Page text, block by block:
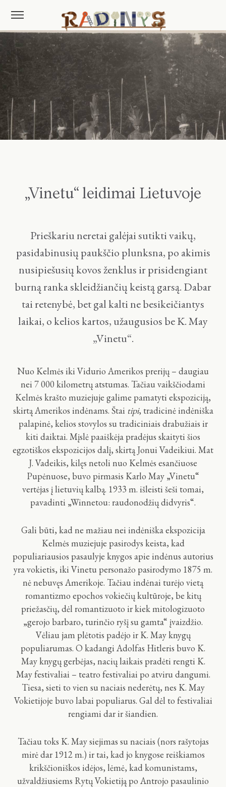
„Vinetu“ leidimai Lietuvoje
Prieškariu neretai galėjai sutikti vaikų,
pasidabinusių paukščio plunksna, po akimis
nusipiešusių kovos ženklus ir prisidengiant
burną ranka skleidžiančių keistą garsą. Dabar
tai retenybė, bet gal kalti ne besikeičiantys
laikai, o kelios kartos, užaugusios be K. May
„Vinetu“.
Nuo Kelmės iki Vidurio Amerikos prerijų – daugiau
nei 7 000 kilometrų atstumas. Tačiau vaikščiodami
Kelmės krašto muziejuje galime pamatyti ekspoziciją,
skirtą Amerikos indėnams. Štai tipi, tradicinė indėniška
palapinė, kelios stovylos su tradiciniais drabužiais ir
kiti daiktai. Mįslė paaiškėja pradėjus skaityti šios
egzotiškos ekspozicijos dalį, skirtą Jonui Vadeikiui. Mat
J. Vadeikis, kilęs netoli nuo Kelmės esančiuose
Pupėnuose, buvo pirmasis Karlo May „Vinetu“
vertėjas į lietuvių kalbą. 1933 m. išleisti šeši tomai,
pavadinti „Winnetou: raudonodžių didvyris“.
Gali būti, kad ne mažiau nei indėniška ekspozicija
Kelmės muziejuje pasirodys keista, kad
populiariausios pasaulyje knygos apie indėnus autorius
yra vokietis, iki Vinetu personažo pasirodymo 1875 m.
nė nebuvęs Amerikoje. Tačiau indėnai turėjo vietą
romantizmo epochos vokiečių kultūroje, be kitų
priežasčių, dėl romantizuoto ir kiek mitologizuoto
„gerojo barbaro, turinčio ryšį su gamta“ įvaizdžio.
Vėliau jam plėtotis padėjo ir K. May knygų
populiarumas. O kadangi Adolfas Hitleris buvo K.
May knygų gerbėjas, nacių laikais pradėti rengti K.
May festivaliai – teatro festivaliai po atviru dangumi.
Tiesa, sieti to vien su naciais nederėtų, nes K. May
Vokietijoje buvo labai populiarus. Gal dėl to festivaliai
rengiami dar ir šiandien.
Tačiau toks K. May siejimas su naciais (nors rašytojas
mirė dar 1912 m.) ir tai, kad jo knygose reiškiamos
krikščioniškos idėjos, lėmė, kad komunistams,
užvaldžiusiems Rytų Vokietiją po Antrojo pasaulinio